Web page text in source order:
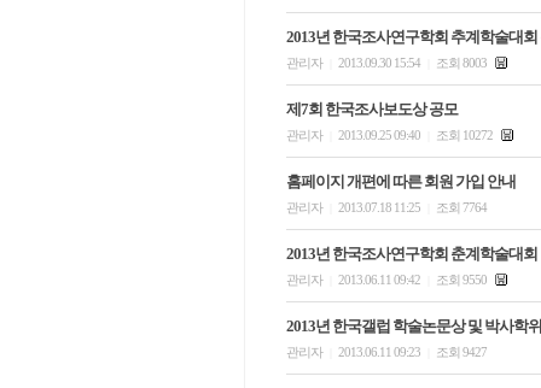
2013년 한국조사연구학회 추계학술대
관리자 2013.09.30 15:54 조회 8003
제7회 한국조사보도상 공모
관리자 2013.09.25 09:40 조회 10272
홈페이지 개편에 따른 회원 가입 안내
관리자 2013.07.18 11:25 조회 7764
2013년 한국조사연구학회 춘계학술대
관리자 2013.06.11 09:42 조회 9550
2013년 한국갤럽 학술논문상 및 박사학
관리자 2013.06.11 09:23 조회 9427